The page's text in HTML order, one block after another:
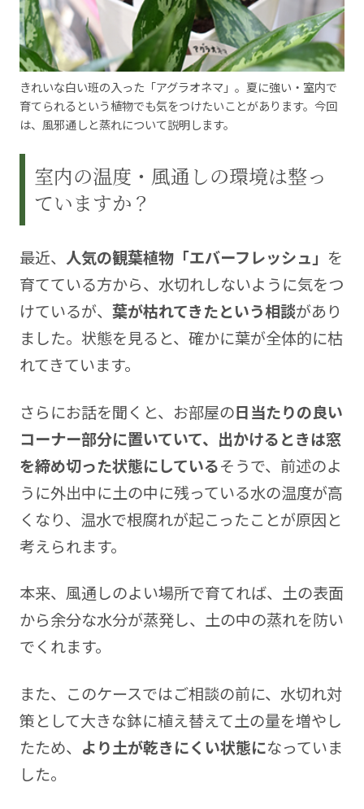
きれいな白い班の入った「アグラオネマ」。夏に強い・室内で
育てられるという植物でも気をつけたいことがあります。今回
は、風邪通しと蒸れについて説明します。
室内の温度・風通しの環境は整っ
ていますか？
最近、 人気の観葉植物「エバーフレッシュ」 を
育てている方から、水切れしないように気をつ
けているが、 葉が枯れてきたという相談があり
ました。状態を見ると、確かに葉が全体的に枯
れてきています。
さらにお話を聞くと、お部屋の日当たりの良い
コーナー部分に置いていて、出かけるときは窓
を締め切った状態にしているそうで、前述のよ
うに外出中に土の中に残っている水の温度が高
くなり、温水で根腐れが起こったことが原因と
考えられます。
本来、風通しのよい場所で育てれば、土の表面
から余分な水分が蒸発し、土の中の蒸れを防い
でくれます。
また、このケースではご相談の前に、水切れ対
策として大きな鉢に植え替えて土の量を増やし
たため、 より土が乾きにくい状態になっていま
した。